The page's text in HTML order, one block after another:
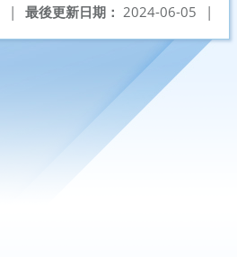
最後更新日期： 2024-06-05 |
|